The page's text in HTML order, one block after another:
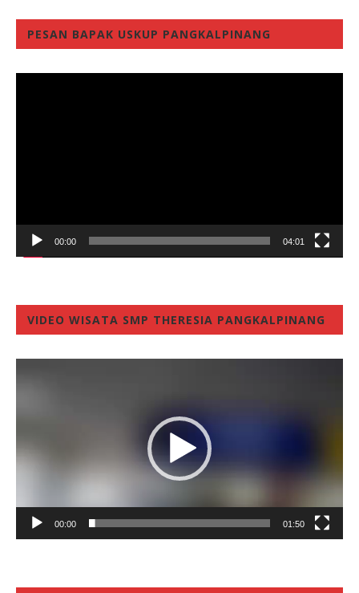
PESAN BAPAK USKUP PANGKALPINANG
00:00 04:01
VIDEO WISATA SMP THERESIA PANGKALPINANG
00:00 01:50